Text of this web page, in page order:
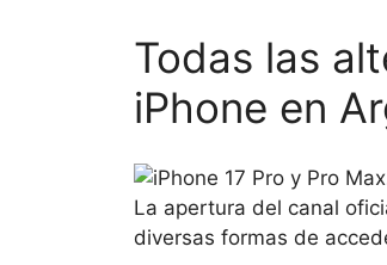
Todas las
iPhone en
La apertura del canal
diversas formas de